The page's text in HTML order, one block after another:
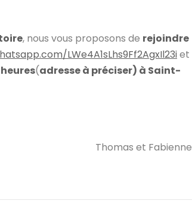
, nous vous proposons de rejoindre
LWe4A1sLhs9Ff2AgxIl23iet
(adresse à préciser) à Saint-
Thomas et Fabienne